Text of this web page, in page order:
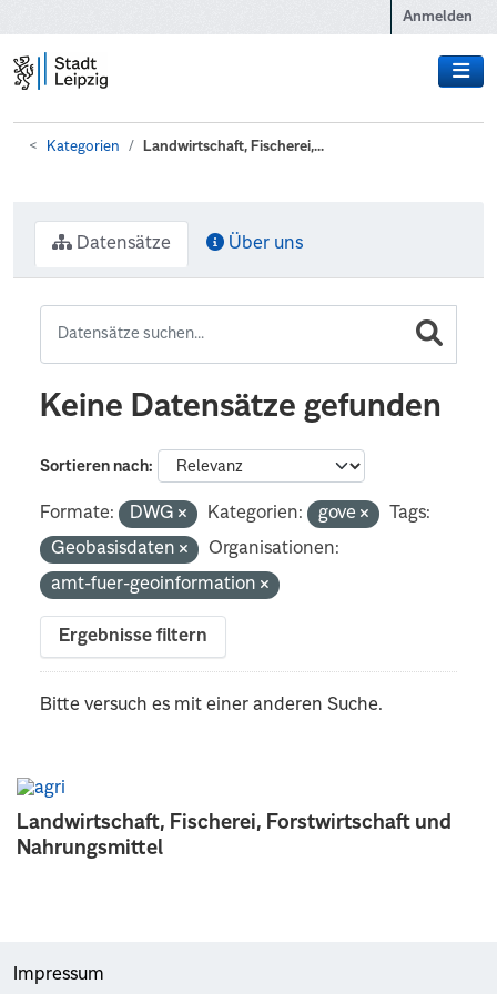
Anmelden
Kategorien Landwirtschaft, Fischerei,...
Landwirtschaft, Fischerei, Forstwirtschaft und
Nahrungsmittel
Datensätze Über uns
Keine Datensätze gefunden
Sortieren nach
Formate: DWG Kategorien: gove
Tags:
Geobasisdaten
Organisationen:
amt-fuer-geoinformation
Ergebnisse filtern
Bitte versuch es mit einer anderen Suche.
Impressum